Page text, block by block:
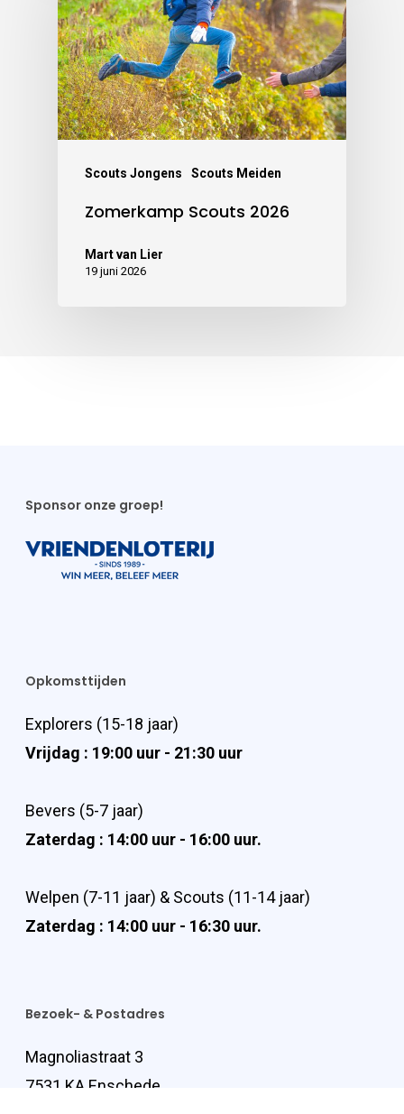
Scouts Jongens Scouts Meiden
Zomerkamp Scouts 2026
Mart van Lier
19 juni 2026
Sponsor onze groep!
Opkomsttijden
Explorers (15-18 jaar)
Vrijdag : 19:00 uur - 21:30 uur
Bevers (5-7 jaar)
Zaterdag : 14:00 uur - 16:00 uur.
Welpen (7-11 jaar) & Scouts (11-14 jaar)
Zaterdag : 14:00 uur - 16:30 uur.
Bezoek- & Postadres
Magnoliastraat 3
7531 KA Enschede